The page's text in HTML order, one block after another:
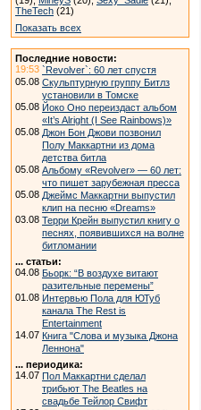
TheTech (21)
Показать всех
Последние новости:
19:53 `Revolver`: 60 лет спустя
05.08 Скульптурную группу Битлз
установили в Томске
05.08 Йоко Оно переиздаст альбом
«It’s Alright (I See Rainbows)»
05.08 Джон Бон Джови позвонил
Полу Маккартни из дома
детства битла
05.08 Альбому «Revolver» — 60 лет:
что пишет зарубежная пресса
05.08 Джеймс Маккартни выпустил
клип на песню «Dreams»
03.08 Терри Крейн выпустил книгу о
песнях, появившихся на волне
битломании
... статьи:
04.08 Бьорк: “В воздухе витают
разительные перемены”
01.08 Интервью Пола для ЮТуб
канала The Rest is
Entertainment
14.07 Книга "Слова и музыка Джона
Леннона"
... периодика:
14.07 Пол Маккартни сделал
трибьют The Beatles на
свадьбе Тейлор Свифт